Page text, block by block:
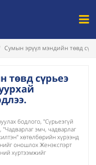
Сумын эрүүл мэндийн төвд
төвд сүрьеэ
бодлого, "Сүрьеэгүй
"Чадварлаг эмч, чадварлаг
хөтөлбөрийн хүрээнд
оношлох Женэкспэрт
хүртээмжийг